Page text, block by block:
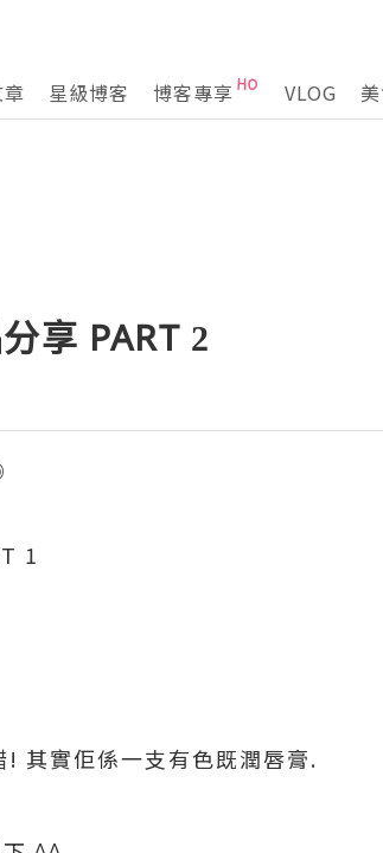
星級博客 博客專享 VLOG
享 PART 2
1
其實佢係一支有色既潤唇膏.